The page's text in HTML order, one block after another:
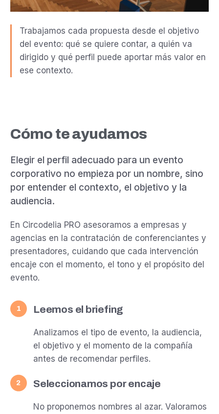
Trabajamos cada propuesta desde el objetivo
del evento: qué se quiere contar, a quién va
dirigido y qué perfil puede aportar más valor en
ese contexto.
Cómo te ayudamos
Elegir el perfil adecuado para un evento
corporativo no empieza por un nombre, sino
por entender el contexto, el objetivo y la
audiencia.
En Circodelia PRO asesoramos a empresas y
agencias en la contratación de conferenciantes y
presentadores, cuidando que cada intervención
encaje con el momento, el tono y el propósito del
evento.
1 Leemos el briefing
Analizamos el tipo de evento, la audiencia,
el objetivo y el momento de la compañía
antes de recomendar perfiles.
2 Seleccionamos por encaje
No proponemos nombres al azar. Valoramos